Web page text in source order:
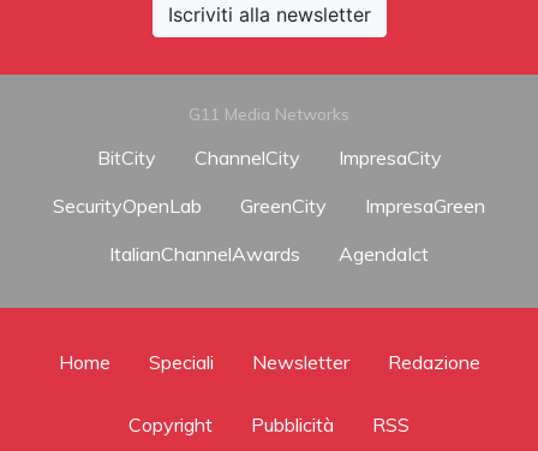
Iscriviti alla newsletter
G11 Media Networks
BitCity ChannelCity
ImpresaCity
SecurityOpenLab
GreenCity
ImpresaGreen
ItalianChannelAwards
AgendaIct
Home Speciali Newsletter Redazione
Copyright Pubblicità RSS